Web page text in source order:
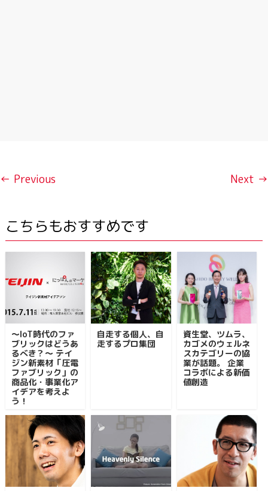
← Previous Next →
こちらもおすすめです
〜IoT時代のファ
ブリックはどうあ
るべき？〜 テイ
ジン新素材「圧電
ファブリック」の
商品化・事業化ア
イデアを考えよ
う！
自走する個人、自
走するプロ集団
資生堂、ツムラ、
カゴメのウェルネ
スカテゴリーの協
業が話題。 企業
コラボによる新価
値創造